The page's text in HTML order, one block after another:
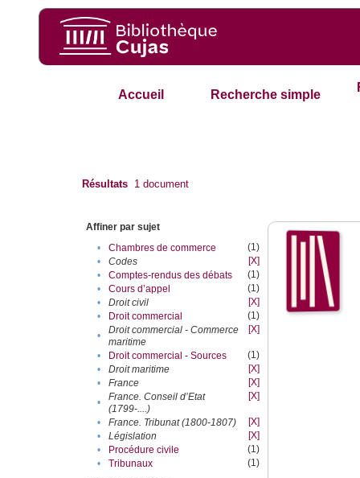
Accueil Recherche simple
Résultats 1 document
Affiner par sujet
•
Chambres de commerce
(1)
•
Codes
[X]
•
Comptes-rendus des débats
(1)
•
Cours d’appel
(1)
•
Droit civil
[X]
•
Droit commercial
(1)
•
Droit commercial - Commerce
maritime
[X]
• Droit commercial - Sources
(1)
•
Droit maritime
[X]
•
France
[X]
•
France. Conseil d’Etat
(1799-....)
[X]
• France. Tribunat (1800-1807)
[X]
•
Législation
[X]
•
Procédure civile
(1)
•
Tribunaux
(1)